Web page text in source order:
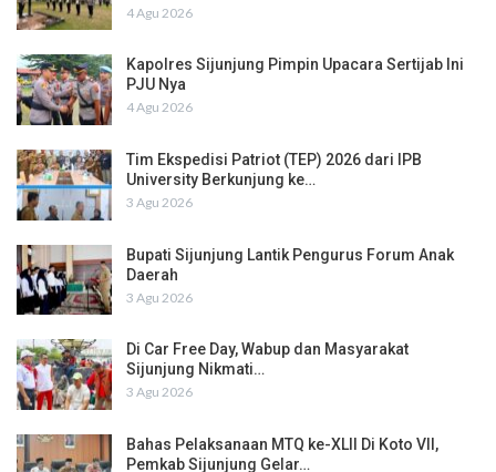
4 Agu 2026
Kapolres Sijunjung Pimpin Upacara Sertijab Ini
PJU Nya
4 Agu 2026
Tim Ekspedisi Patriot (TEP) 2026 dari IPB
University Berkunjung ke…
3 Agu 2026
Bupati Sijunjung Lantik Pengurus Forum Anak
Daerah
3 Agu 2026
Di Car Free Day, Wabup dan Masyarakat
Sijunjung Nikmati…
3 Agu 2026
Bahas Pelaksanaan MTQ ke-XLII Di Koto VII,
Pemkab Sijunjung Gelar…